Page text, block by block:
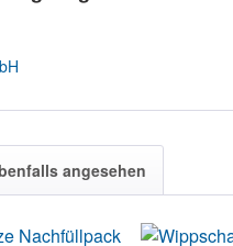
angesehen